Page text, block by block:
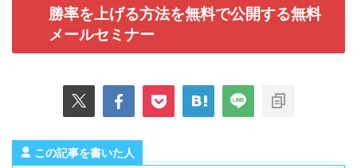
勝率を上げる方法を無料で公開する無料
メールセミナー
この記事を書いた人